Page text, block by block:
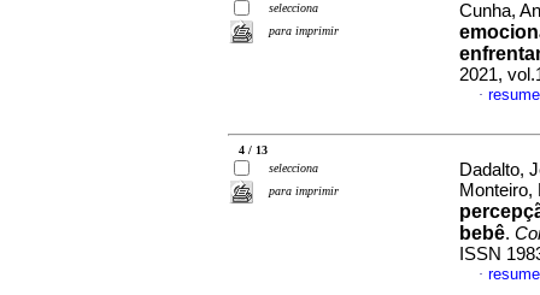
selecciona
para imprimir
Cunha,
2021,
·
4 / 13
selecciona
para imprimir
Dadalto,
bebê.
ISSN
·